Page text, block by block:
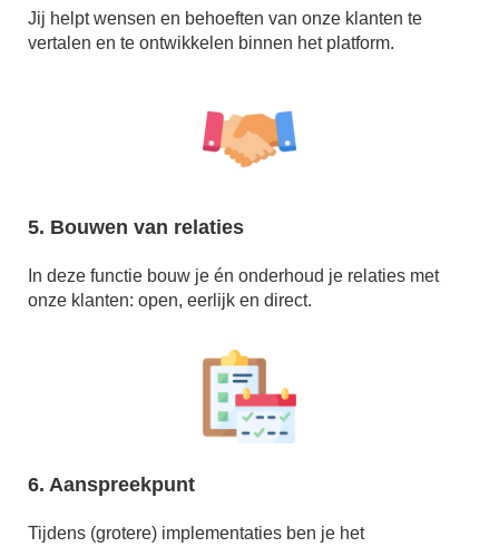
Jij helpt wensen en behoeften van onze klanten te
vertalen en te ontwikkelen binnen het platform.
5. Bouwen van relaties
In deze functie bouw je én onderhoud je relaties met
onze klanten: open, eerlijk en direct.
6. Aanspreekpunt
Tijdens (grotere) implementaties ben je het